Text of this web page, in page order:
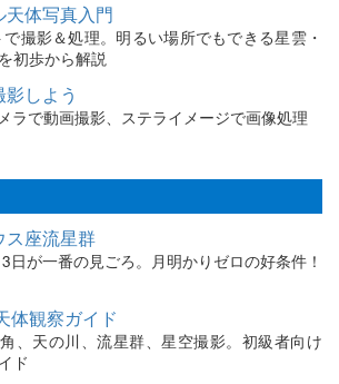
天体写真入門
で撮影＆処理。明るい場所でもできる星雲・
初歩から解説
しよう
ラで動画撮影、ステライメージで画像処理
ス座流星群
日が一番の見ごろ。月明かりゼロの好条件！
体観察ガイド
、天の川、流星群、星空撮影。初級者向け
ド